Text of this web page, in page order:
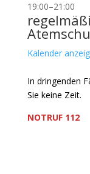
19:00–21:00
Kalender
In dringenden
Sie keine Zeit.
NOTRUF 112